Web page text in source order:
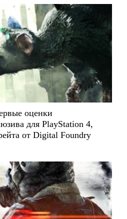
оценки
для PlayStation 4,
от Digital Foundry